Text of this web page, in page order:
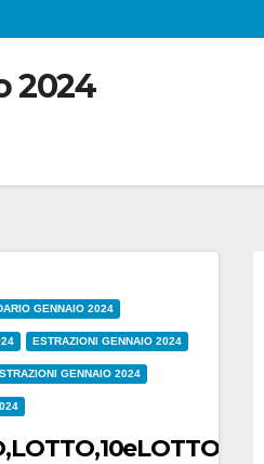
2024
GENNAIO 2024
ESTRAZIONI GENNAIO 2024
GENNAIO 2024